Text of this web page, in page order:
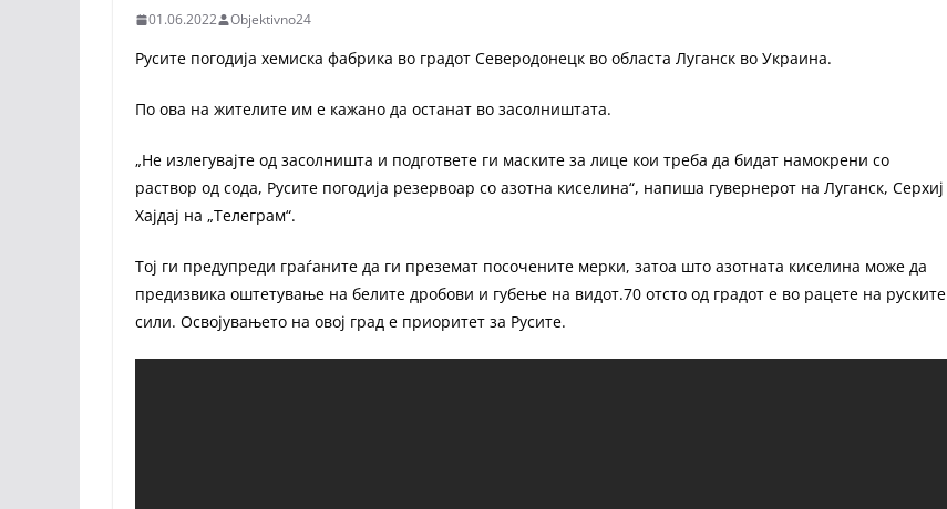
01.06.2022 Objektivno24
Русите погодија хемиска фабрика во градот Северодонецк во областа Луганск во Украина.
По ова на жителите им е кажано да останат во засолништата.
„Не излегувајте од засолништа и подгответе ги маските за лице кои треба да бидат намокрени со
раствор од сода, Русите погодија резервоар со азотна киселина“, напиша гувернерот на Луганск, Серхиј
Хајдај на „Телеграм“.
Тој ги предупреди граѓаните да ги преземат посочените мерки, затоа што азотната киселина може да
предизвика оштетување на белите дробови и губење на видот.70 отсто од градот е во рацете на руските
сили. Освојувањето на овој град е приоритет за Русите.